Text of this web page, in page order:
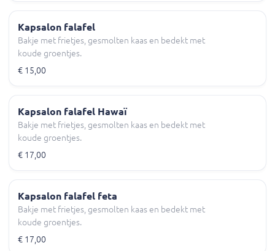
Kapsalon falafel
Bakje met frietjes, gesmolten kaas en bedekt met
koude groentjes.
€ 15,00
Kapsalon falafel Hawaï
Bakje met frietjes, gesmolten kaas en bedekt met
koude groentjes.
€ 17,00
Kapsalon falafel feta
Bakje met frietjes, gesmolten kaas en bedekt met
koude groentjes.
€ 17,00